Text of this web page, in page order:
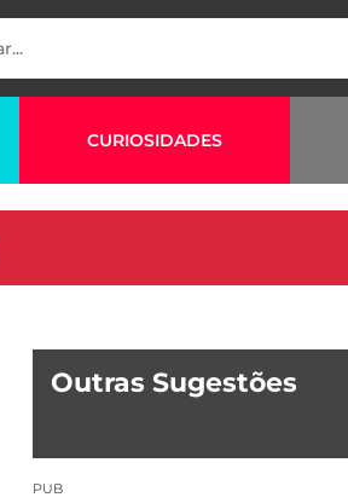
CURIOSIDADES
Outras Sugestões
PUB